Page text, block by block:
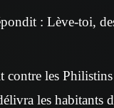
: Lève-toi,
contre les
les habitants